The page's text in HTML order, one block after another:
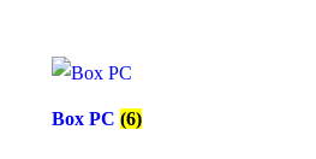
Box PC (6)